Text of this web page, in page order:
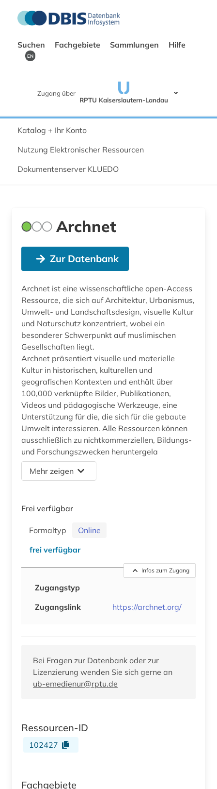
Suchen Fachgebiete Sammlungen Hilfe
EN
Zugang über
RPTU Kaiserslautern-Landau
Katalog + Ihr Konto
Nutzung Elektronischer Ressourcen
Dokumentenserver KLUEDO
Archnet
Zur Datenbank
Archnet ist eine wissenschaftliche open-Access
Ressource, die sich auf Architektur, Urbanismus,
Umwelt- und Landschaftsdesign, visuelle Kultur
und Naturschutz konzentriert, wobei ein
besonderer Schwerpunkt auf muslimischen
Gesellschaften liegt.
Archnet präsentiert visuelle und materielle
Kultur in historischen, kulturellen und
geografischen Kontexten und enthält über
100,000 verknüpfte Bilder, Publikationen,
Videos und pädagogische Werkzeuge, eine
Unterstützung für die, die sich für die gebaute
Umwelt interessieren. Alle Ressourcen können
ausschließlich zu nichtkommerziellen, Bildungs-
und Forschungszwecken heruntergela
Mehr zeigen
Frei verfügbar
Formaltyp
Online
frei verfügbar
Infos zum Zugang
Zugangstyp
Zugangslink
https://archnet.org/
Bei Fragen zur Datenbank oder zur
Lizenzierung wenden Sie sich gerne an
ub-emedienur@rptu.de
Ressourcen-ID
102427
Fachgebiete